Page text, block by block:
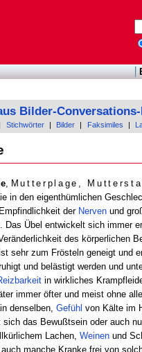
Bilder-
Stichwörter Bilder Faksimiles
, Mutterplage,
in den eigenthümlichen
der Nervenund
Das Übel entwickelt sich immer
des körperlichen
sehr zum Frösteln geneigt und
und belästigt werden und
in wirkliches
immer öfter und meist ohne
denselben, Gefühl von Kälte im
sich das Bewußtsein oder auch
Lachen, Weinenund
auch manche Kranke frei von